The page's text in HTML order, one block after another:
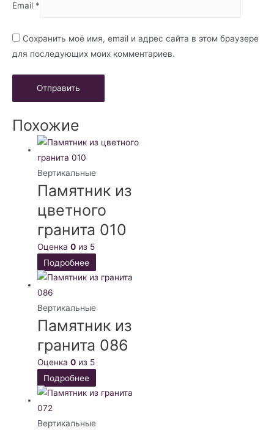
Email *
Сохранить моё имя, email и адрес сайта в этом браузере
для последующих моих комментариев.
Похожие
Вертикальные
Памятник из
цветного
гранита 010
Оценка0 из 5
Подробнее
Вертикальные
Памятник из
гранита 086
Оценка0 из 5
Подробнее
Вертикальные